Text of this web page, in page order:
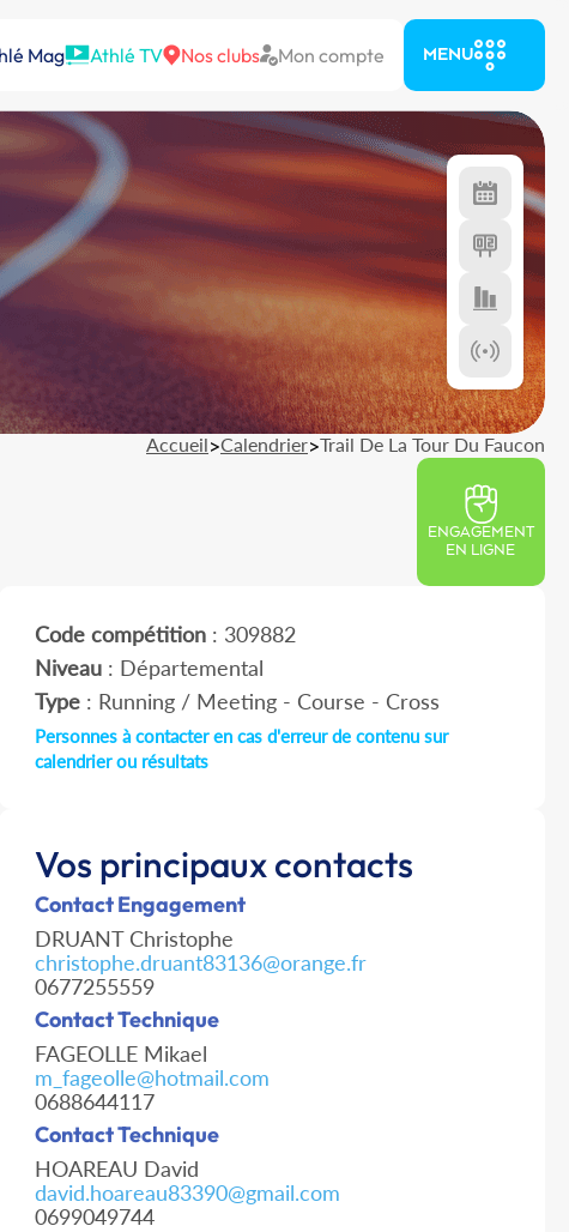
Mag Athlé TV Nos clubs Mon compte MENU
Accueil>Calendrier>Trail De La Tour Du Faucon
ENGAGEMENT
EN LIGNE
Code compétition: 309882
Niveau: Départemental
Type: Running / Meeting - Course - Cross
Personnes à contacter en cas d'erreur de contenu sur
calendrier ou résultats
Vos principaux contacts
Contact Engagement
DRUANT Christophe
christophe.druant83136@orange.fr
0677255559
Contact Technique
FAGEOLLE Mikael
m_fageolle@hotmail.com
0688644117
Contact Technique
HOAREAU David
david.hoareau83390@gmail.com
0699049744